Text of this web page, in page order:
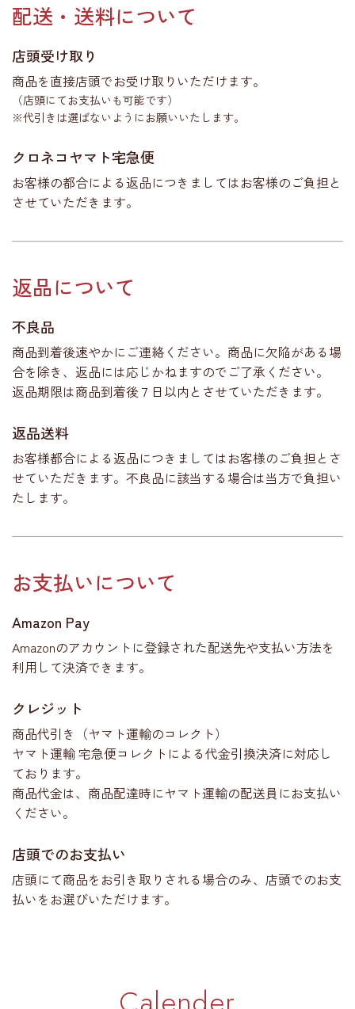
配送・送料について
店頭受け取り
商品を直接店頭でお受け取りいただけます。
（店頭にてお支払いも可能です）
※代引きは選ばないようにお願いいたします。
クロネコヤマト宅急便
お客様の都合による返品につきましてはお客様のご負担と
させていただきます。
返品について
不良品
商品到着後速やかにご連絡ください。商品に欠陥がある場
合を除き、返品には応じかねますのでご了承ください。
返品期限は商品到着後７日以内とさせていただきます。
返品送料
お客様都合による返品につきましてはお客様のご負担とさ
せていただきます。不良品に該当する場合は当方で負担い
たします。
お支払いについて
Amazon Pay
Amazonのアカウントに登録された配送先や支払い方法を
利用して決済できます。
クレジット
商品代引き（ヤマト運輸のコレクト）
ヤマト運輸 宅急便コレクトによる代金引換決済に対応し
ております。
商品代金は、商品配達時にヤマト運輸の配送員にお支払い
ください。
店頭でのお支払い
店頭にて商品をお引き取りされる場合のみ、店頭でのお支
払いをお選びいただけます。